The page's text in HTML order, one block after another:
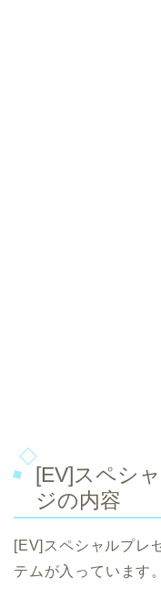
[EV]スペシ
ジの内容
[EV]スペシャルプレ
テムが入っています。